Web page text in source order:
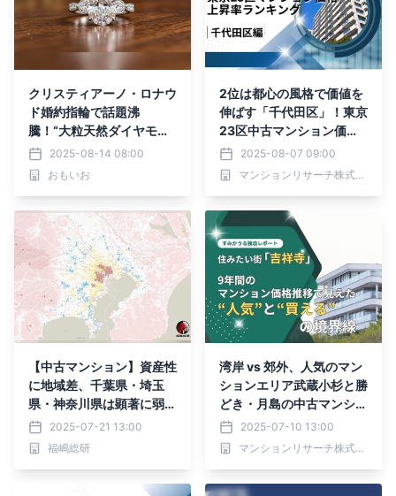
クリスティアーノ・ロナウ
ド婚約指輪で話題沸
騰！“大粒天然ダイヤモン
ド”価値高騰を受け、【お
もいお】が買取最大10％
増額キャンペーン開始”
2025-08-14 08:00
おもいお
2位は都心の風格で価値を
伸ばす「千代田区」！東京
23区中古マンション価格
推移と価格上昇率ランキン
グ【2025年8月最新】
2025-08-07 09:00
マンションリサーチ株式会社
【中古マンション】資産性
に地域差、千葉県・埼玉
県・神奈川県は顕著に弱ま
る。資産性が高いのは都心
の極一部のエリア。
2025-07-21 13:00
福嶋総研
湾岸 vs 郊外、人気のマン
ションエリア武蔵小杉と勝
どき・月島の中古マンショ
ン相場と資産性を独自比較
2025-07-10 13:00
マンションリサーチ株式会社